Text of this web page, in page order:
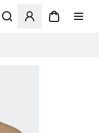
Åbner en Modal til at